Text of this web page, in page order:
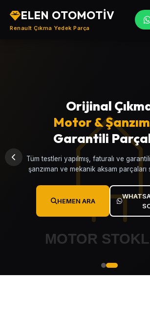
ELEN OTOMOTİV
Renault Çıkma Yedek Parça
Türkiye'nin
Renault,
Yedek Parça
Clio, Megane, Fluence, Symbol,
tüm Renault modellerine ait garantili
HEMEN ARA
Orijinal
Motor &
Garantili
Tüm testleri yapılmış, faturalı ve
şanzıman ve mekanik aksam parçaları
HEMEN ARA